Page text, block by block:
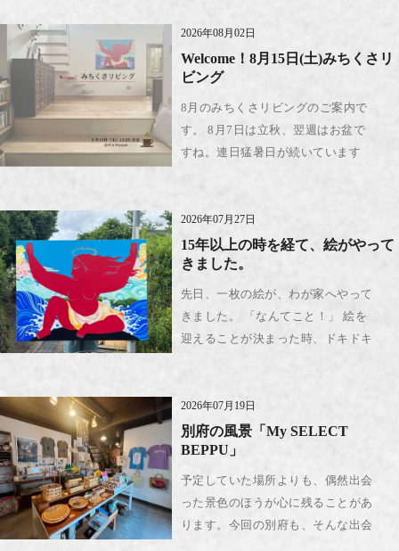
2026年08月02日
Welcome！8月15日(土)みちくさリ
ビング
8月のみちくさリビングのご案内で
す。 8月7日は立秋、翌週はお盆で
すね。連日猛暑日が続いています
ープンにしています。特別なことは
何もありませんが、どなたで […]
2026年07月27日
15年以上の時を経て、絵がやって
きました。
先日、一枚の絵が、わが家へやって
きました。 「なんてこと！」 絵を
迎えることが決まった時、ドキドキ
も、絵との出会いは15年以上前でし
た。 その頃、私が手にし […]
2026年07月19日
別府の風景「My SELECT
BEPPU」
予定していた場所よりも、偶然出会
った景色のほうが心に残ることがあ
ります。今回の別府も、そんな出会